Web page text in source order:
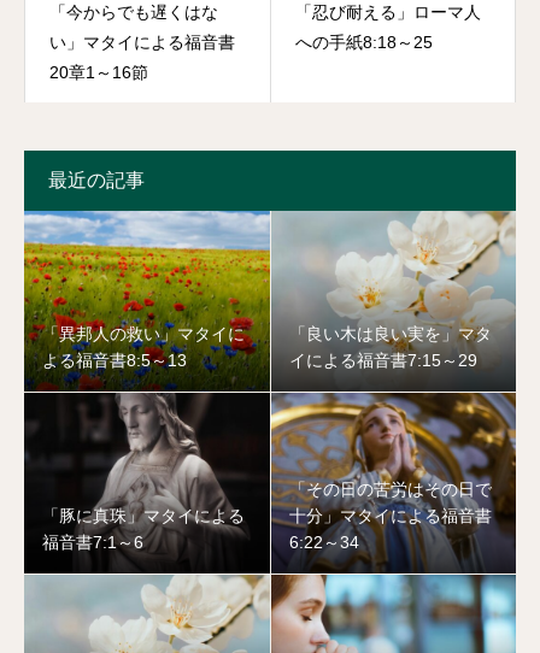
「今からでも遅くはな
い」マタイによる福音書
20章1～16節
「忍び耐える」ローマ人
への手紙8:18～25
最近の記事
「異邦人の救い」マタイに
よる福音書8:5～13
「良い木は良い実を」マタ
イによる福音書7:15～29
「豚に真珠」マタイによる
福音書7:1～6
「その日の苦労はその日で
十分」マタイによる福音書
6:22～34